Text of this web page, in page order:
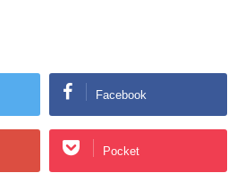
Facebook
Pocket